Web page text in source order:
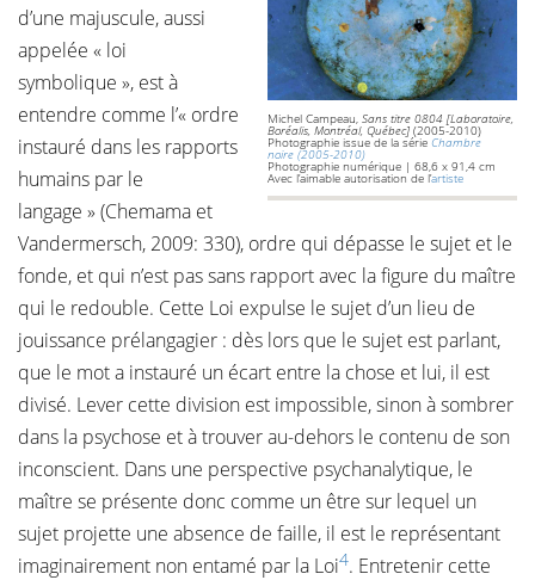
Michel Campeau, Sans titre 0804 [Laboratoire,
Boréalis, Montréal, Québec] (2005-2010)
Photographie issue de la série Chambre
noire (2005-2010)
Photographie numérique | 68,6 x 91,4 cm
Avec l’aimable autorisation de l’artiste
d’une majuscule, aussi
appelée « loi
symbolique », est à
entendre comme l’« ordre
instauré dans les rapports
humains par le
langage » (Chemama et
Vandermersch, 2009: 330), ordre qui dépasse le sujet et le
fonde, et qui n’est pas sans rapport avec la figure du maître
qui le redouble. Cette Loi expulse le sujet d’un lieu de
jouissance prélangagier : dès lors que le sujet est parlant,
que le mot a instauré un écart entre la chose et lui, il est
divisé. Lever cette division est impossible, sinon à sombrer
dans la psychose et à trouver au-dehors le contenu de son
inconscient. Dans une perspective psychanalytique, le
maître se présente donc comme un être sur lequel un
sujet projette une absence de faille, il est le représentant
imaginairement non entamé par la Loi4. Entretenir cette